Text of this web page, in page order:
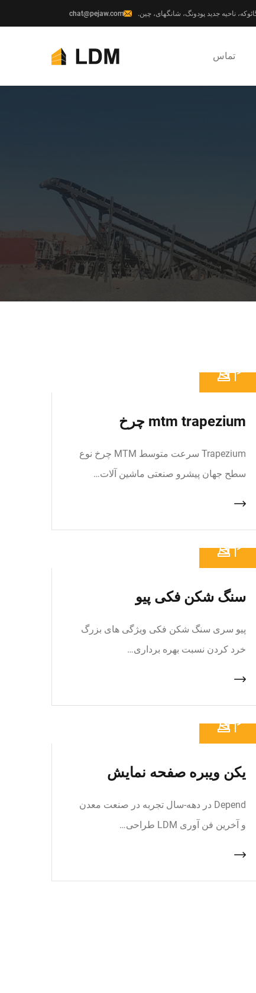
chat@pejaw.com
تماس
mtm trapezium چرخ
Trapezium سرعت متوسط MTM چرخ نوع
سطح جهان پیشرو صنعتی ماشین آلات…
سنگ شکن فکی پیو
پیو سری سنگ شکن فکی ویژگی های بزرگ
خرد کردن نسبت بهره برداری…
یکن ویبره صفحه نمایش
Depend در دهه-سال تجربه در صنعت معدن
و آخرین فن آوری LDM طراحی…